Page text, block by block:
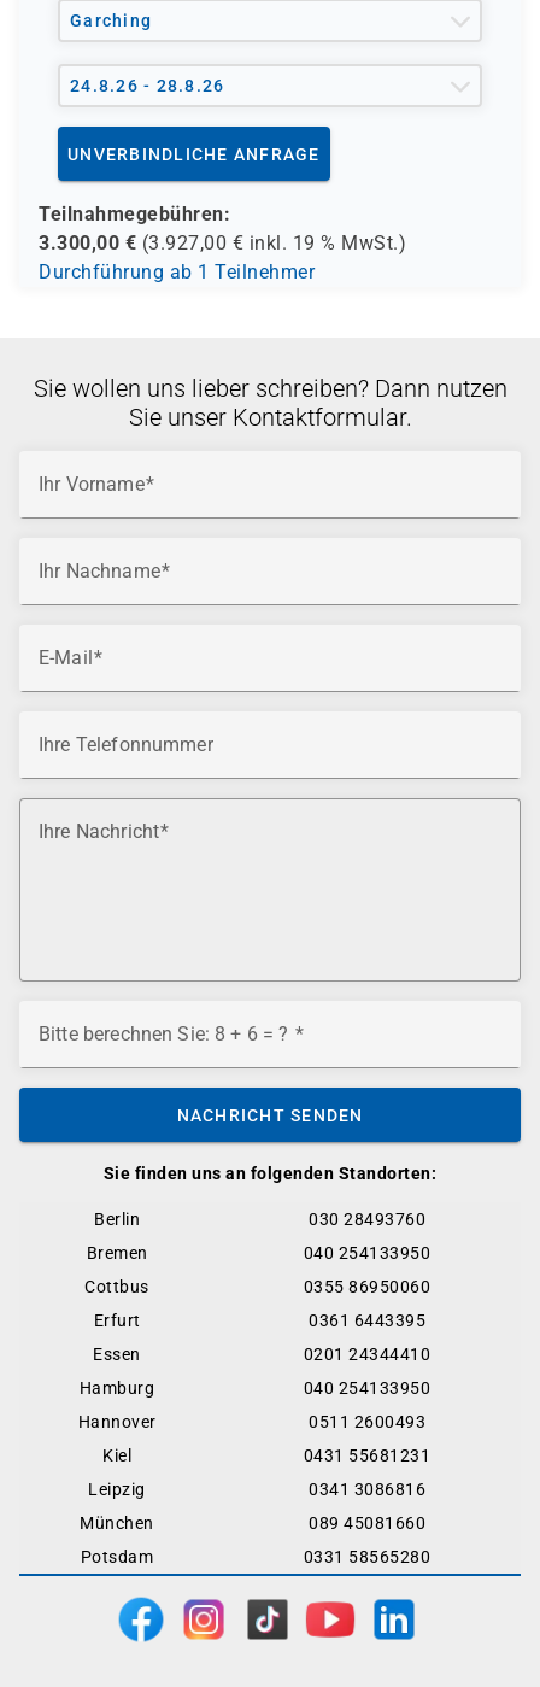
Garching
24.8.26 - 28.8.26
UNVERBINDLICHE ANFRAGE
Teilnahmegebühren:
3.300,00 € (3.927,00 € inkl. 19 % MwSt.)
Durchführung ab 1 Teilnehmer
Sie finden uns an folgenden Standorten:
Berlin
030 28493760
Bremen
040 254133950
Cottbus
0355 86950060
Erfurt
0361 6443395
Essen
0201 24344410
Hamburg
040 254133950
Hannover
0511 2600493
Kiel
0431 55681231
Leipzig
0341 3086816
München
089 45081660
Potsdam
0331 58565280
Sie wollen uns lieber schreiben? Dann nutzen
Sie unser Kontaktformular.
Ihr Vorname
Ihr Nachname
E-Mail
Ihre Telefonnummer
Ihre Nachricht
Bitte berechnen Sie: 8 + 6 = ?
NACHRICHT SENDEN